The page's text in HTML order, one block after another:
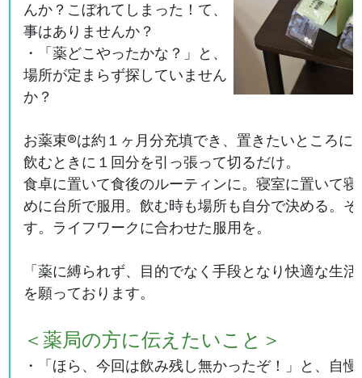
んか？こぼれてしまった！て、
事はありませんか？
・「薬どこやったかな？」と、
場所が定まらず探していません
か？
お薬束®は約１ヶ月分充填でき、置きたいところに
飲むときに１回分を引っ張って切るだけ。
食卓に置いて食後のルーティンに。寝室に置いて
めに台所で服用。飲む時も場所も自分で決める。
す。ライフワークに合わせた服用を。
「薬に縛られず、目的でなく手段となり快適な生
を願っております。
＜薬局の方に伝えたいこと＞
・「ほら、今回は飲み残し無かったぞ！」と、自